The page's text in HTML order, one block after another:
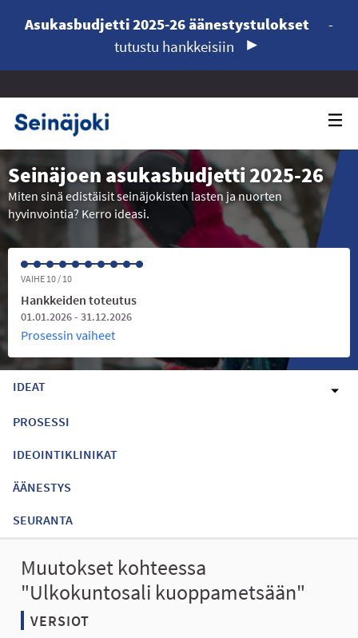
Asukasbudjetti 2025-26 äänestystulokset
-
tutustu hankkeisiin
Seinäjoen asukasbudjetti 2025-26
Miten sinä edistäisit seinäjokisten lasten ja nuorten
hyvinvointia? Kerro ideasi.
VAIHE 10 / 10
Hankkeiden toteutus
01.01.2026 - 31.12.2026
Prosessin vaiheet
IDEAT
PROSESSI
IDEOINTIKLINIKAT
ÄÄNESTYS
SEURANTA
Muutokset kohteessa
"Ulkokuntosali kuoppametsään"
VERSIOT